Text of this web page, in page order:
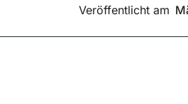
Veröffentlicht am